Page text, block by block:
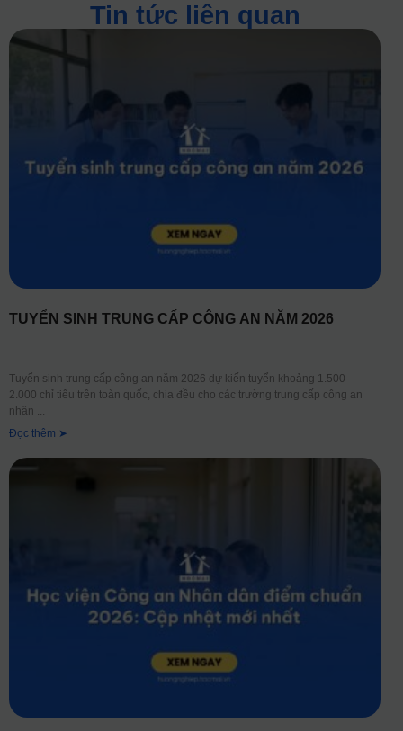
Tin tức liên quan
TUYỂN SINH TRUNG CẤP CÔNG AN NĂM 2026
Tuyển sinh trung cấp công an năm 2026 dự kiến tuyển khoảng 1.500 –
2.000 chỉ tiêu trên toàn quốc, chia đều cho các trường trung cấp công an
nhân
Đọc thêm ➤